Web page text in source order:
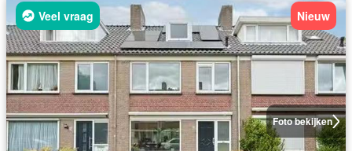
Foto bekijken
Veel vraag Nieuw